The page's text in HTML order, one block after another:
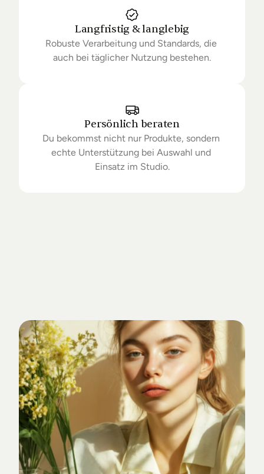
Langfristig & langlebig
Robuste Verarbeitung und Standards, die
auch bei täglicher Nutzung bestehen.
Persönlich beraten
Du bekommst nicht nur Produkte, sondern
echte Unterstützung bei Auswahl und
Einsatz im Studio.
Studio-Alltag.